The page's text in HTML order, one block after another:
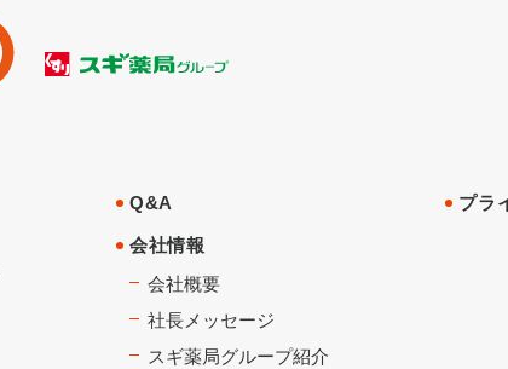
Q&A
会社情報
会社概要
社長メッセージ
スギ薬局グループ紹介
プラ